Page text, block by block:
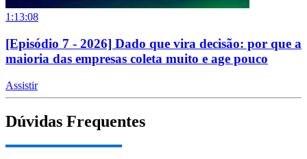
1:13:08
[Episódio 7 - 2026] Dado que vira decisão: por que a
maioria das empresas coleta muito e age pouco
Assistir
Dúvidas Frequentes